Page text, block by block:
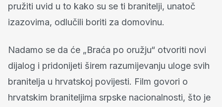
pružiti uvid u to kako su se ti branitelji, unatoč
izazovima, odlučili boriti za domovinu.
Nadamo se da će „Braća po oružju“ otvoriti novi
dijalog i pridonijeti širem razumijevanju uloge svih
branitelja u hrvatskoj povijesti. Film govori o
hrvatskim braniteljima srpske nacionalnosti, što je